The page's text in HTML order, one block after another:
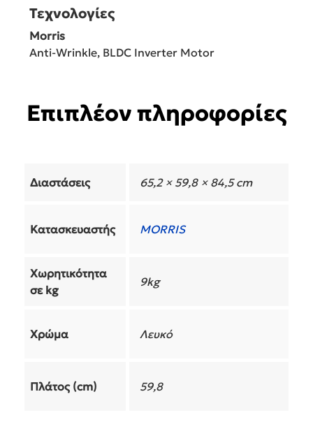
Τεχνολογίες
Morris
Anti-Wrinkle, BLDC Inverter Motor
Επιπλέον πληροφορίες
Διαστάσεις 65,2 × 59,8 × 84,5 cm
Κατασκευαστής MORRIS
Χωρητικότητα
σε kg
9kg
Χρώμα Λευκό
Πλάτος (cm) 59,8